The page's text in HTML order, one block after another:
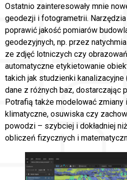
Ostatnio zainteresowały mnie
geodezji i fotogrametrii.
poprawić jakość pomiarów
geodezyjnych, np. przez
ze zdjęć lotniczych czy
automatyczne etykietowanie
takich jak studzienki kanalizacyjne
dane z różnych baz, dostarczając
Potrafią także modelować
klimatyczne, osuwiska czy
powodzi – szybciej i dokładniej
obliczeń fizycznych i